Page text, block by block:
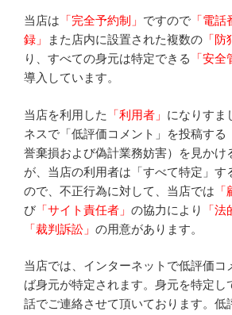
当店は 「完全予約制」 ですので 「電話
録」
また店内に設置された複数の 「防
り、すべての身元は特定できる
「安全
導入しています。
当店を利用した 「利用者」 になりすま
ネスで「低評価コメント」を投稿する
誉棄損および偽計業務妨害）を見かけ
が、当店の利用者は「すべて特定」す
ので、不正行為に対して、当店では
び 「サイト責任者」 の協力により 「法
「裁判訴訟」 の用意があります。
当店では、インターネットで低評価コ
ば身元が特定されます。身元を特定し
話でご連絡させて頂いております。低